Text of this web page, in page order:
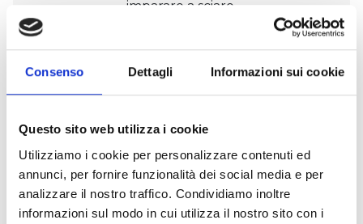
Consenso Dettagli Informazioni sui cookie
Questo sito web utilizza i cookie
Utilizziamo i cookie per personalizzare contenuti ed
annunci, per fornire funzionalità dei social media e per
analizzare il nostro traffico. Condividiamo inoltre
informazioni sul modo in cui utilizza il nostro sito con i
imparare a sciare.